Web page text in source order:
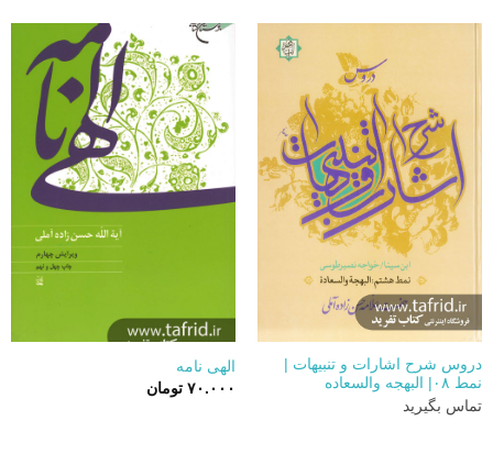
دروس شرح اشارات و تنبیهات |
نمط ۰۸| البهجه والسعاده
تماس بگیرید
الهی نامه
۷۰.۰۰۰ تومان